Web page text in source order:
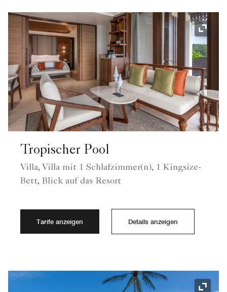
Tropischer Pool
Villa, Villa mit 1 Schlafzimmer(n), 1 Kingsize-
Bett, Blick auf das Resort
Tarife anzeigen Details anzeigen